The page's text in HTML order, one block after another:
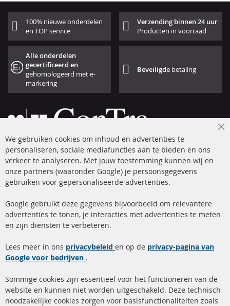
100% nieuwe onderdelen
en TOP service
Verzending binnen 24 uur
Producten in voorraad
Alle onderdelen
gecertificeerd en
gehomologeerd met e-
markering
Beveiligde betaling
+49 (0) 4533 799 00 0
ma-do: 09-17 u, vr Fr 09-16 u
info@contra-automotive.de
facebook
instagram
Snelle links
Roetfilter reiniging
Katalysator (KAT)
sensoren
Kundenservice
Verzendingskosten
Contact
We gebruiken cookies om inhoud en advertenties te
personaliseren, sociale mediafuncties aan te bieden en ons
verkeer te analyseren. Met jouw toestemming kunnen wij en
onze partners (waaronder Google) je persoonsgegevens
gebruiken voor gepersonaliseerde advertenties.
Google gebruikt deze gegevens bijvoorbeeld om relevantere
advertenties te tonen, je interacties met advertenties te meten
en zijn diensten te verbeteren.
Lees meer in ons privacybeleid en op de privacy-pagina van
Google voor bedrijven .
Sommige cookies zijn essentieel voor het functioneren van de
website en kunnen niet worden uitgeschakeld. Deze technisch
noodzakelijke cookies zorgen voor basisfunctionaliteiten zoals